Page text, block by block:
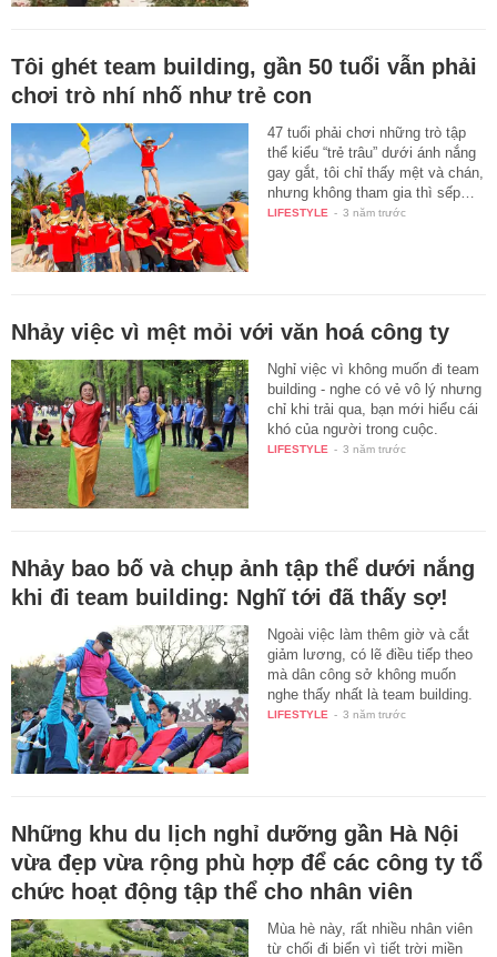
Tôi ghét team building, gần 50 tuổi vẫn phải
chơi trò nhí nhố như trẻ con
47 tuổi phải chơi những trò tập
thể kiểu “trẻ trâu” dưới ánh nắng
gay gắt, tôi chỉ thấy mệt và chán,
nhưng không tham gia thì sếp…
LIFESTYLE - 3 năm trước
Nhảy việc vì mệt mỏi với văn hoá công ty
Nghỉ việc vì không muốn đi team
building - nghe có vẻ vô lý nhưng
chỉ khi trải qua, bạn mới hiểu cái
khó của người trong cuộc.
LIFESTYLE - 3 năm trước
Nhảy bao bố và chụp ảnh tập thể dưới nắng
khi đi team building: Nghĩ tới đã thấy sợ!
Ngoài việc làm thêm giờ và cắt
giảm lương, có lẽ điều tiếp theo
mà dân công sở không muốn
nghe thấy nhất là team building.
LIFESTYLE - 3 năm trước
Những khu du lịch nghỉ dưỡng gần Hà Nội
vừa đẹp vừa rộng phù hợp để các công ty tổ
chức hoạt động tập thể cho nhân viên
Mùa hè này, rất nhiều nhân viên
từ chối đi biển vì tiết trời miền